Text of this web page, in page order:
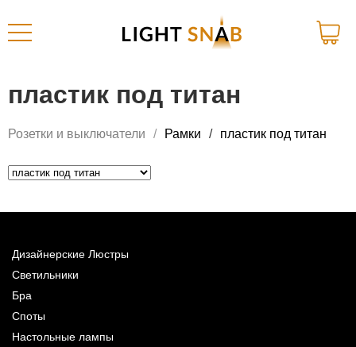
пластик под титан
Розетки и выключатели Рамки пластик под титан
Дизайнерские Люстры
Светильники
Бра
Споты
Настольные лампы